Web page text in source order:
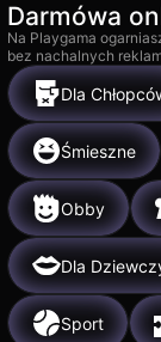
Darmówa
Na Playgama
bez nachalnych
Dla
Śmieszne
Obby
Dla
Sport